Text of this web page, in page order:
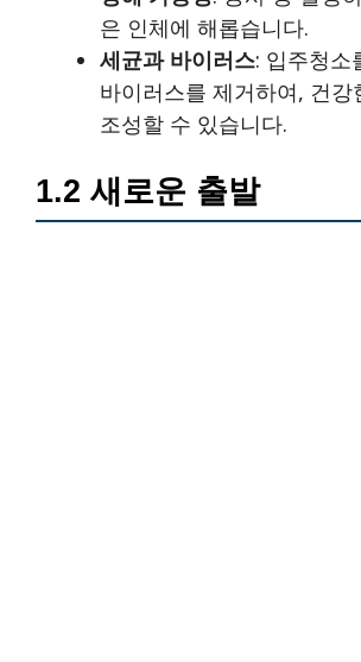
은 인체에 해롭습니다.
세균과 바이러스: 입주청소
바이러스를 제거하여, 건강
조성할 수 있습니다.
1.2 새로운 출발